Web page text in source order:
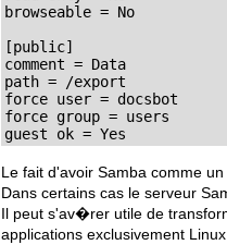
browseable = No
[public]
comment = Data
path = /export
force user = docsbot
force group = users
guest ok = Yes
Le fait d'avoir Samba comme
Dans certains cas le serveur
Il peut s'av�rer utile de
applications exclusivement